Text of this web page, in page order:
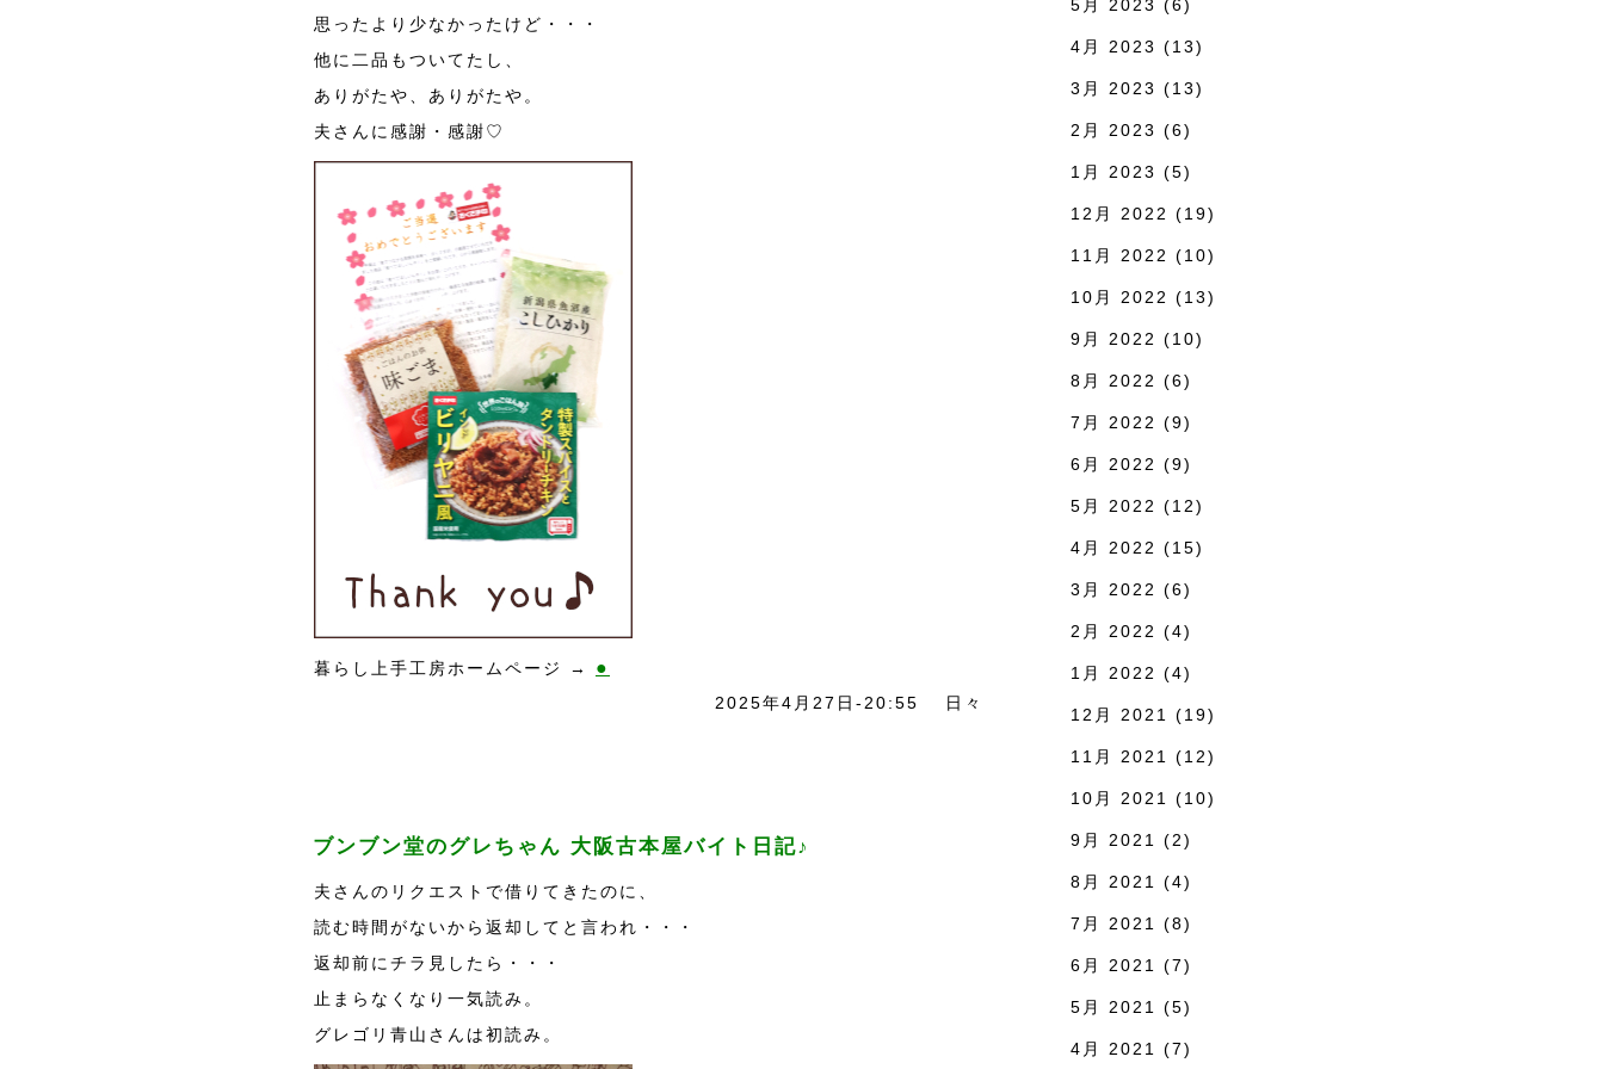
思ったより少なかったけど・・・
他に二品もついてたし、
ありがたや、ありがたや。
夫さんに感謝・感謝♡
暮らし上手工房ホームページ → ●
2025年4月27日-20:55 日々
ブンブン堂のグレちゃん 大阪古本屋バイト日記♪
夫さんのリクエストで借りてきたのに、
読む時間がないから返却してと言われ・・・
返却前にチラ見したら・・・
止まらなくなり一気読み。
グレゴリ青山さんは初読み。
5月 2023 (6)
4月 2023 (13)
3月 2023 (13)
2月 2023 (6)
1月 2023 (5)
12月 2022 (19)
11月 2022 (10)
10月 2022 (13)
9月 2022 (10)
8月 2022 (6)
7月 2022 (9)
6月 2022 (9)
5月 2022 (12)
4月 2022 (15)
3月 2022 (6)
2月 2022 (4)
1月 2022 (4)
12月 2021 (19)
11月 2021 (12)
10月 2021 (10)
9月 2021 (2)
8月 2021 (4)
7月 2021 (8)
6月 2021 (7)
5月 2021 (5)
4月 2021 (7)